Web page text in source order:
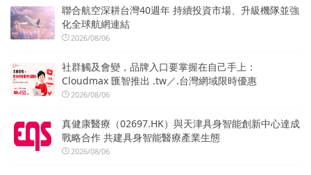
聯合航空深耕台灣40週年 持續投資市場、升級機隊並強
化全球航網連結
2026/08/06
社群觸及會變，品牌入口要掌握在自己手上：
Cloudmax 匯智推出 .tw／.台灣網域限時優惠
2026/08/06
真健康醫療（02697.HK）與天津具身智能創新中心達成
戰略合作 共建具身智能醫療產業生態
2026/08/06